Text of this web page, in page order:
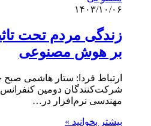
۱۴۰۳/۱۰/۰۶
زندگی مردم تحت
بر هوش مصنوعی
ارتباط فردا: ستار هاشمی
شرکت‌کنندگان دومین
مهندسی نرم‌افزار در…
بیشتر بخوانید »